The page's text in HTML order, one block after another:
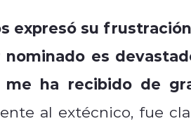
expresó su
nominado es
ha recibido de
al extécnico, fue